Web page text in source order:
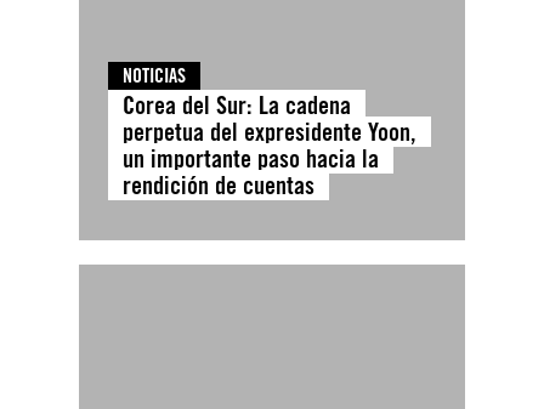
NOTICIAS
Corea del Sur: La cadena
perpetua del expresidente Yoon,
un importante paso hacia la
rendición de cuentas